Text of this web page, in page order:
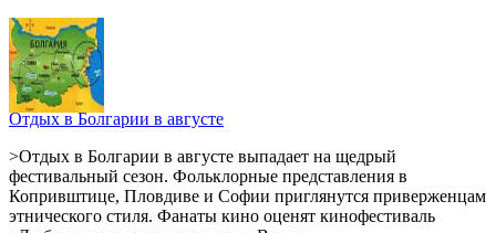
Отдых в Болгарии в августе
>Отдых в Болгарии в августе выпадает на щедрый
фестивальный сезон. Фольклорные представления в
Копривштице, Пловдиве и Софии приглянутся приверженцам
этнического стиля. Фанаты кино оценят кинофестиваль